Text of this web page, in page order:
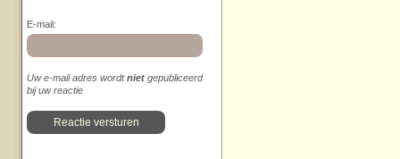
E-mail:
Uw e-mail adres wordtniet gepubliceerd
bij uw reactie